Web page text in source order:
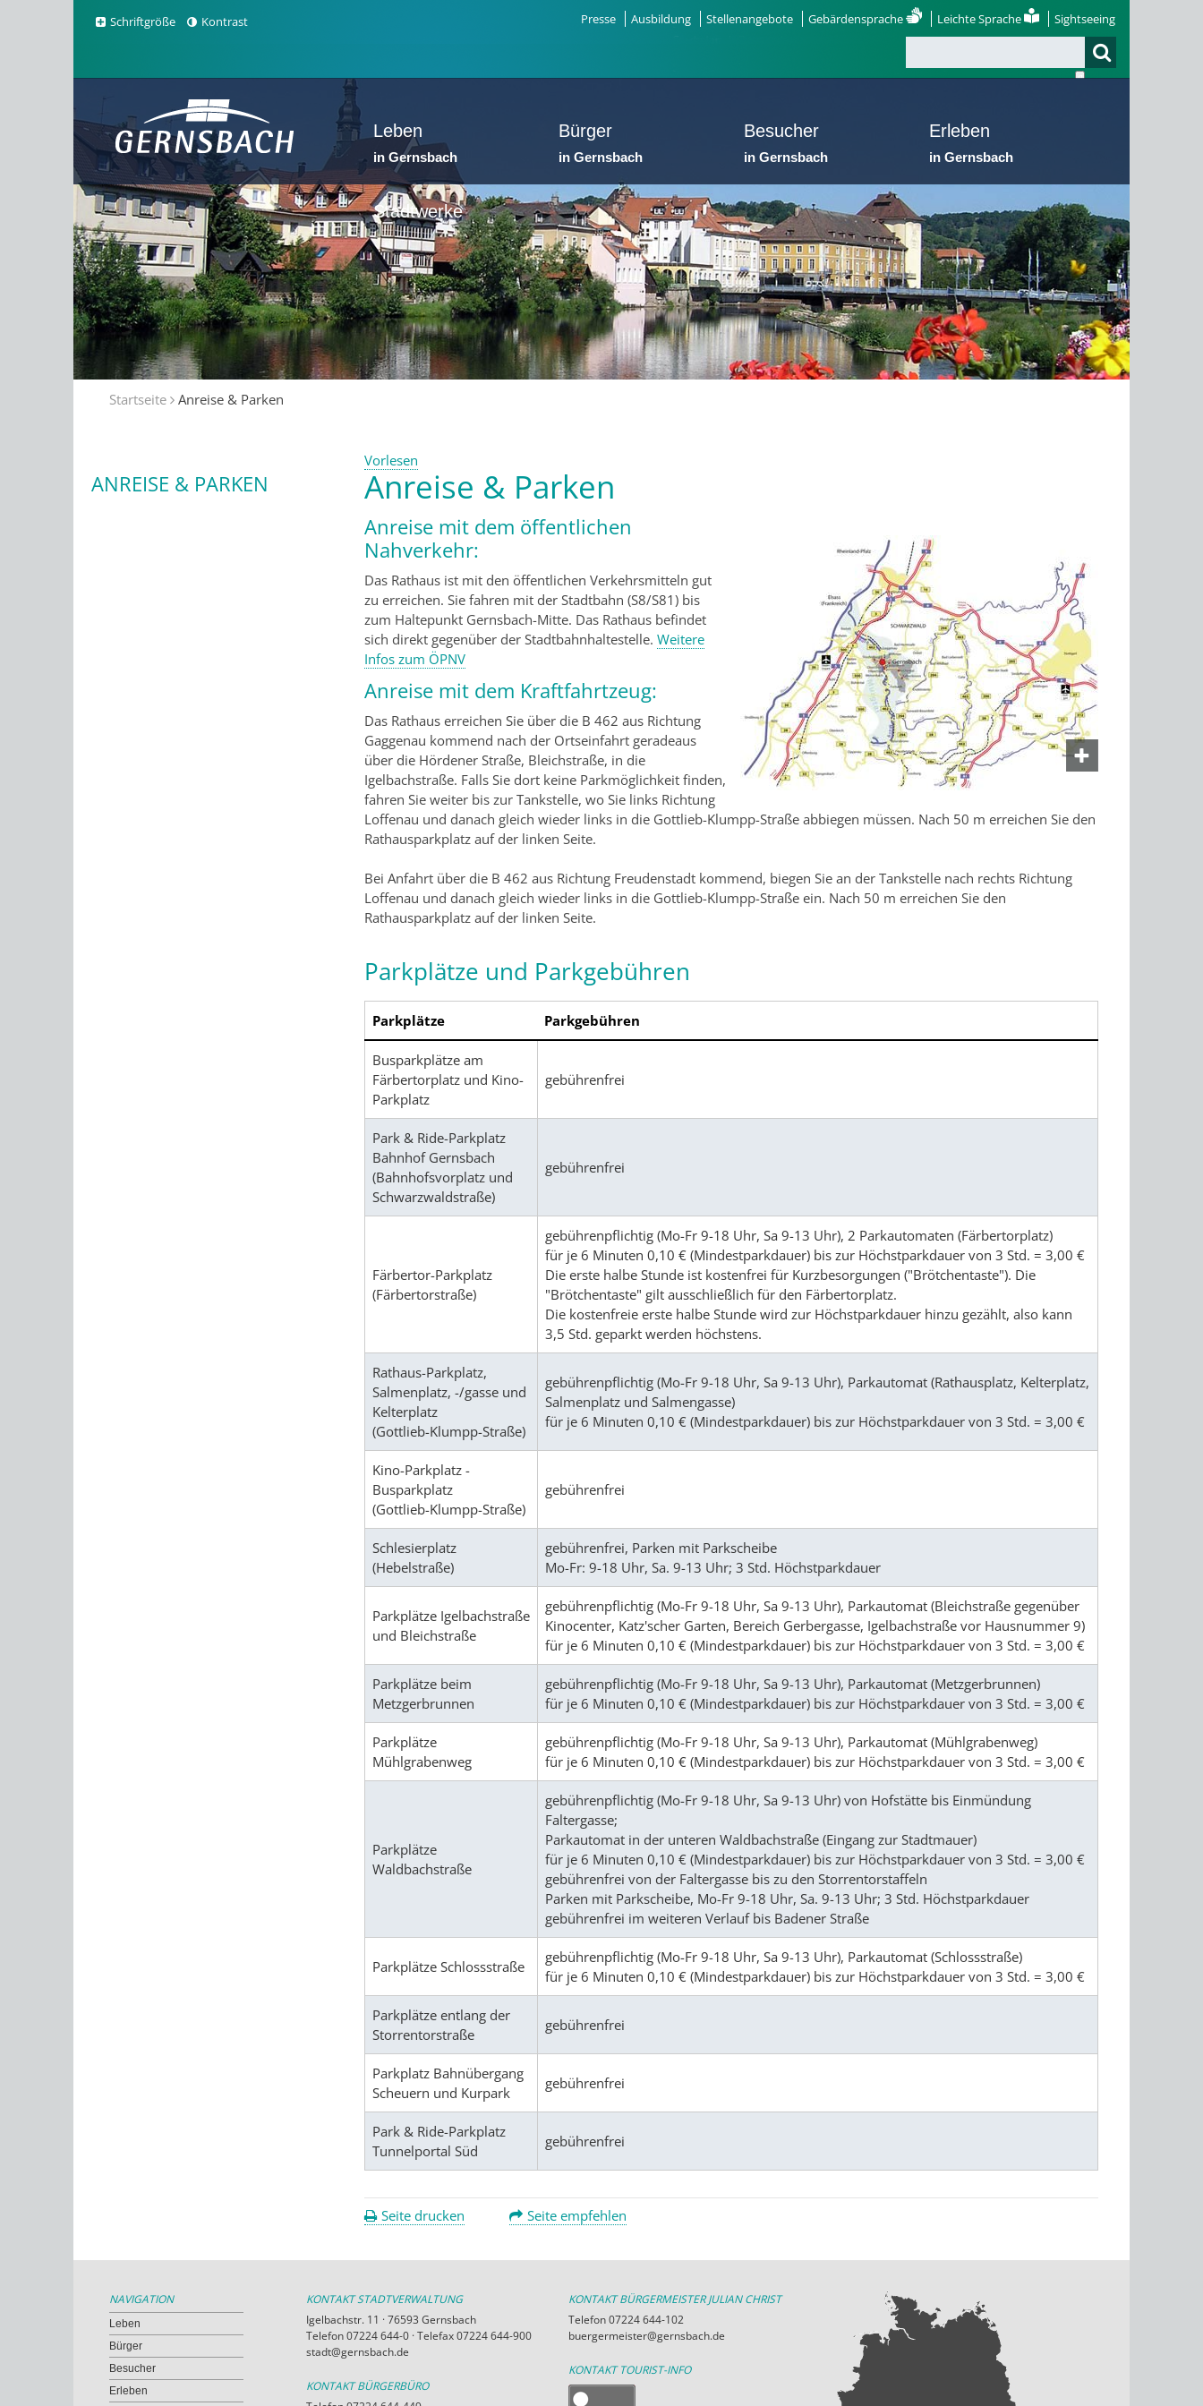
Schriftgröße Kontrast Presse Ausbildung Stellenangebote Gebärdensprache Leichte Sprache Sightseeing
Leben
in Gernsbach
Bürger
in Gernsbach
Besucher
in Gernsbach
Erleben
in Gernsbach
Stadtwerke
Startseite Anreise & Parken
ANREISE & PARKEN
Vorlesen
Anreise & Parken
Anreise mit dem öffentlichen
Nahverkehr:
Das Rathaus ist mit den öffentlichen Verkehrsmitteln gut
zu erreichen. Sie fahren mit der Stadtbahn (S8/S81) bis
zum Haltepunkt Gernsbach-Mitte. Das Rathaus befindet
sich direkt gegenüber der Stadtbahnhaltestelle. Weitere
Infos zum ÖPNV
Anreise mit dem Kraftfahrtzeug:
Das Rathaus erreichen Sie über die B 462 aus Richtung
Gaggenau kommend nach der Ortseinfahrt geradeaus
über die Hördener Straße, Bleichstraße, in die
Igelbachstraße. Falls Sie dort keine Parkmöglichkeit finden,
fahren Sie weiter bis zur Tankstelle, wo Sie links Richtung
Loffenau und danach gleich wieder links in die Gottlieb-Klumpp-Straße abbiegen müssen. Nach 50 m erreichen Sie den
Rathausparkplatz auf der linken Seite.
Bei Anfahrt über die B 462 aus Richtung Freudenstadt kommend, biegen Sie an der Tankstelle nach rechts Richtung
Loffenau und danach gleich wieder links in die Gottlieb-Klumpp-Straße ein. Nach 50 m erreichen Sie den
Rathausparkplatz auf der linken Seite.
Parkplätze und Parkgebühren
Parkplätze Parkgebühren
Busparkplätze am
Färbertorplatz und Kino-
Parkplatz
gebührenfrei
Park & Ride-Parkplatz
Bahnhof Gernsbach
(Bahnhofsvorplatz und
Schwarzwaldstraße)
gebührenfrei
Färbertor-Parkplatz
(Färbertorstraße)
gebührenpflichtig (Mo-Fr 9-18 Uhr, Sa 9-13 Uhr), 2 Parkautomaten (Färbertorplatz)
für je 6 Minuten 0,10 € (Mindestparkdauer) bis zur Höchstparkdauer von 3 Std. = 3,00 €
Die erste halbe Stunde ist kostenfrei für Kurzbesorgungen ("Brötchentaste"). Die
"Brötchentaste" gilt ausschließlich für den Färbertorplatz.
Die kostenfreie erste halbe Stunde wird zur Höchstparkdauer hinzu gezählt, also kann
3,5 Std. geparkt werden höchstens.
Rathaus-Parkplatz,
Salmenplatz, -/gasse und
Kelterplatz
(Gottlieb-Klumpp-Straße)
gebührenpflichtig (Mo-Fr 9-18 Uhr, Sa 9-13 Uhr), Parkautomat (Rathausplatz, Kelterplatz,
Salmenplatz und Salmengasse)
für je 6 Minuten 0,10 € (Mindestparkdauer) bis zur Höchstparkdauer von 3 Std. = 3,00 €
Kino-Parkplatz -
Busparkplatz
(Gottlieb-Klumpp-Straße)
gebührenfrei
Schlesierplatz
(Hebelstraße)
gebührenfrei, Parken mit Parkscheibe
Mo-Fr: 9-18 Uhr, Sa. 9-13 Uhr; 3 Std. Höchstparkdauer
Parkplätze Igelbachstraße
und Bleichstraße
gebührenpflichtig (Mo-Fr 9-18 Uhr, Sa 9-13 Uhr), Parkautomat (Bleichstraße gegenüber
Kinocenter, Katz'scher Garten, Bereich Gerbergasse, Igelbachstraße vor Hausnummer 9)
für je 6 Minuten 0,10 € (Mindestparkdauer) bis zur Höchstparkdauer von 3 Std. = 3,00 €
Parkplätze beim
Metzgerbrunnen
gebührenpflichtig (Mo-Fr 9-18 Uhr, Sa 9-13 Uhr), Parkautomat (Metzgerbrunnen)
für je 6 Minuten 0,10 € (Mindestparkdauer) bis zur Höchstparkdauer von 3 Std. = 3,00 €
Parkplätze
Mühlgrabenweg
gebührenpflichtig (Mo-Fr 9-18 Uhr, Sa 9-13 Uhr), Parkautomat (Mühlgrabenweg)
für je 6 Minuten 0,10 € (Mindestparkdauer) bis zur Höchstparkdauer von 3 Std. = 3,00 €
Parkplätze
Waldbachstraße
gebührenpflichtig (Mo-Fr 9-18 Uhr, Sa 9-13 Uhr) von Hofstätte bis Einmündung
Faltergasse;
Parkautomat in der unteren Waldbachstraße (Eingang zur Stadtmauer)
für je 6 Minuten 0,10 € (Mindestparkdauer) bis zur Höchstparkdauer von 3 Std. = 3,00 €
gebührenfrei von der Faltergasse bis zu den Storrentorstaffeln
Parken mit Parkscheibe, Mo-Fr 9-18 Uhr, Sa. 9-13 Uhr; 3 Std. Höchstparkdauer
gebührenfrei im weiteren Verlauf bis Badener Straße
Parkplätze Schlossstraße
gebührenpflichtig (Mo-Fr 9-18 Uhr, Sa 9-13 Uhr), Parkautomat (Schlossstraße)
für je 6 Minuten 0,10 € (Mindestparkdauer) bis zur Höchstparkdauer von 3 Std. = 3,00 €
Parkplätze entlang der
Storrentorstraße
gebührenfrei
Parkplatz Bahnübergang
Scheuern und Kurpark
gebührenfrei
Park & Ride-Parkplatz
Tunnelportal Süd
gebührenfrei
Seite drucken Seite empfehlen
NAVIGATION
Leben
Bürger
Besucher
Erleben
KONTAKT STADTVERWALTUNG
Igelbachstr. 11 · 76593 Gernsbach
Telefon 07224 644-0 · Telefax 07224 644-900
stadt@gernsbach.de
KONTAKT BÜRGERBÜRO
KONTAKT BÜRGERMEISTER JULIAN CHRIST
Telefon 07224 644-102
buergermeister@gernsbach.de
KONTAKT TOURIST-INFO